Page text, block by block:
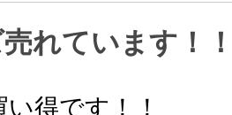
れています！！
得です！！